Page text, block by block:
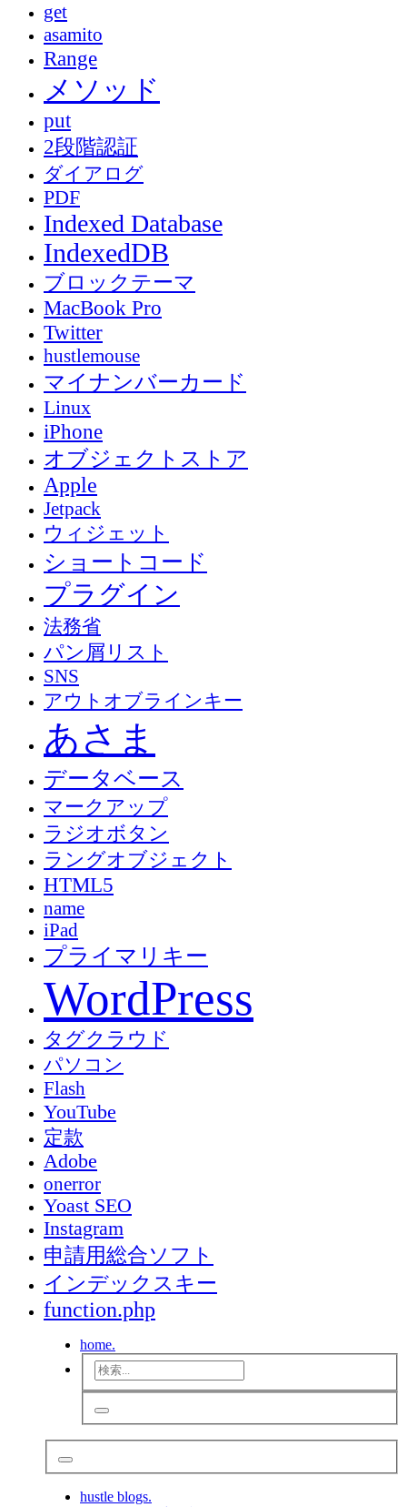
get
asamito
Range
メソッド
put
2段階認証
ダイアログ
PDF
Indexed Database
IndexedDB
ブロックテーマ
MacBook Pro
Twitter
hustlemouse
マイナンバーカード
Linux
iPhone
オブジェクトストア
Apple
Jetpack
ウィジェット
ショートコード
プラグイン
法務省
パン屑リスト
SNS
アウトオブラインキー
あさま
データベース
マークアップ
ラジオボタン
ラングオブジェクト
HTML5
name
iPad
プライマリキー
WordPress
タグクラウド
パソコン
Flash
YouTube
定款
Adobe
onerror
Yoast SEO
Instagram
申請用総合ソフト
インデックスキー
function.php
home.
hustle blogs.